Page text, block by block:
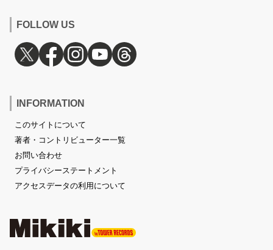
FOLLOW US
INFORMATION
このサイトについて
著者・コントリビューター一覧
お問い合わせ
プライバシーステートメント
アクセスデータの利用について